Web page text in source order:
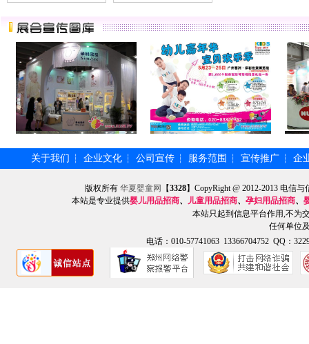
关于我们 ┆ 企业文化 ┆ 公司宣传 ┆ 服务范围 ┆ 宣传推广 ┆ 企
版权所有华夏婴童网 【3328】CopyRight @ 2012-2013 电信
本站是专业提供婴儿用品招商、 儿童用品招商、 孕妇用品招商、
本站只起到信息平台作用,不为
任何单位
电话：010-57741063 13366704752 QQ：